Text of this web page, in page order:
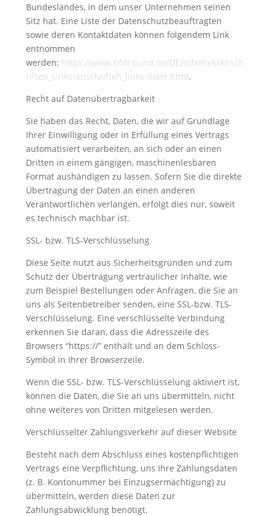
Bundeslandes, in dem unser Unternehmen seinen
Sitz hat. Eine Liste der Datenschutzbeauftragten
sowie deren Kontaktdaten können folgendem Link
entnommen
werden: https://www.bfdi.bund.de/DE/Infothek/Ansch
riften_Links/anschriften_links-node.html.
Recht auf Datenübertragbarkeit
Sie haben das Recht, Daten, die wir auf Grundlage
Ihrer Einwilligung oder in Erfüllung eines Vertrags
automatisiert verarbeiten, an sich oder an einen
Dritten in einem gängigen, maschinenlesbaren
Format aushändigen zu lassen. Sofern Sie die direkte
Übertragung der Daten an einen anderen
Verantwortlichen verlangen, erfolgt dies nur, soweit
es technisch machbar ist.
SSL- bzw. TLS-Verschlüsselung
Diese Seite nutzt aus Sicherheitsgründen und zum
Schutz der Übertragung vertraulicher Inhalte, wie
zum Beispiel Bestellungen oder Anfragen, die Sie an
uns als Seitenbetreiber senden, eine SSL-bzw. TLS-
Verschlüsselung. Eine verschlüsselte Verbindung
erkennen Sie daran, dass die Adresszeile des
Browsers “https://” enthält und an dem Schloss-
Symbol in Ihrer Browserzeile.
Wenn die SSL- bzw. TLS-Verschlüsselung aktiviert ist,
können die Daten, die Sie an uns übermitteln, nicht
ohne weiteres von Dritten mitgelesen werden.
Verschlüsselter Zahlungsverkehr auf dieser Website
Besteht nach dem Abschluss eines kostenpflichtigen
Vertrags eine Verpflichtung, uns Ihre Zahlungsdaten
(z. B. Kontonummer bei Einzugsermächtigung) zu
übermitteln, werden diese Daten zur
Zahlungsabwicklung benötigt.